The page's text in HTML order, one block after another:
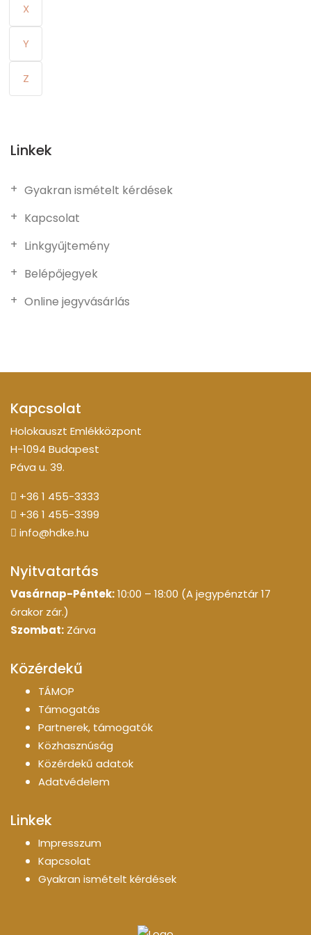
X
Y
Z
Linkek
Gyakran ismételt kérdések
Kapcsolat
Linkgyűjtemény
Belépőjegyek
Online jegyvásárlás
Kapcsolat
Holokauszt Emlékközpont
H-1094 Budapest
Páva u. 39.
+36 1 455-3333
+36 1 455-3399
info@hdke.hu
Nyitvatartás
Vasárnap-Péntek:10:00 – 18:00 (A jegypénztár 17
órakor zár.)
Szombat: Zárva
Közérdekű
TÁMOP
Támogatás
Partnerek, támogatók
Közhasznúság
Közérdekű adatok
Adatvédelem
Linkek
Impresszum
Kapcsolat
Gyakran ismételt kérdések